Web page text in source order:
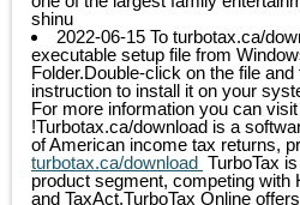
shinu
2022-06-15 To turbotax.ca/
executable setup file from
Folder.Double-click on the file
instruction to install it on your
For more information you can
!Turbotax.ca/download is a
of American income tax returns,
turbotax.ca/download TurboTax
product segment, competing with
and TaxAct.TurboTax Online